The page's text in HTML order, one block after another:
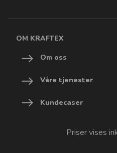
OM KRAFTEX
Om oss
Våre tjenester
Kundecaser
Priser vises